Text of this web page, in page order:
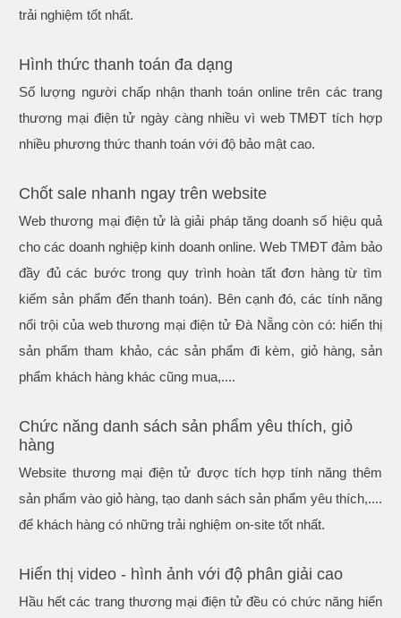
trải nghiệm tốt nhất.
Hình thức thanh toán đa dạng
Số lượng người chấp nhận thanh toán online trên các trang
thương mại điện tử ngày càng nhiều vì web TMĐT tích hợp
nhiều phương thức thanh toán với độ bảo mật cao.
Chốt sale nhanh ngay trên website
Web thương mại điện tử là giải pháp tăng doanh số hiệu quả
cho các doanh nghiệp kinh doanh online. Web TMĐT đảm bảo
đầy đủ các bước trong quy trình hoàn tất đơn hàng từ tìm
kiếm sản phẩm đến thanh toán). Bên cạnh đó, các tính năng
nổi trội của web thương mại điện tử Đà Nẵng còn có: hiển thị
sản phẩm tham khảo, các sản phẩm đi kèm, giỏ hàng, sản
phẩm khách hàng khác cũng mua,....
Chức năng danh sách sản phẩm yêu thích, giỏ
hàng
Website thương mại điện tử được tích hợp tính năng thêm
sản phẩm vào giỏ hàng, tạo danh sách sản phẩm yêu thích,....
để khách hàng có những trải nghiệm on-site tốt nhất.
Hiển thị video - hình ảnh với độ phân giải cao
Hầu hết các trang thương mại điện tử đều có chức năng hiển